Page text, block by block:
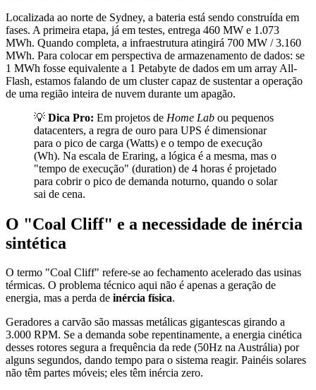
Localizada ao norte de Sydney, a bateria está sendo construída em
fases. A primeira etapa, já em testes, entrega 460 MW e 1.073
MWh. Quando completa, a infraestrutura atingirá 700 MW / 3.160
MWh. Para colocar em perspectiva de armazenamento de dados: se
1 MWh fosse equivalente a 1 Petabyte de dados em um array All-
Flash, estamos falando de um cluster capaz de sustentar a operação
de uma região inteira de nuvem durante um apagão.
💡 Dica Pro: Em projetos de Home Lab ou pequenos
datacenters, a regra de ouro para UPS é dimensionar
para o pico de carga (Watts) e o tempo de execução
(Wh). Na escala de Eraring, a lógica é a mesma, mas o
"tempo de execução" (duration) de 4 horas é projetado
para cobrir o pico de demanda noturno, quando o solar
sai de cena.
O "Coal Cliff" e a necessidade de inércia
sintética
O termo "Coal Cliff" refere-se ao fechamento acelerado das usinas
térmicas. O problema técnico aqui não é apenas a geração de
energia, mas a perda de inércia física.
Geradores a carvão são massas metálicas gigantescas girando a
3.000 RPM. Se a demanda sobe repentinamente, a energia cinética
desses rotores segura a frequência da rede (50Hz na Austrália) por
alguns segundos, dando tempo para o sistema reagir. Painéis solares
não têm partes móveis; eles têm inércia zero.